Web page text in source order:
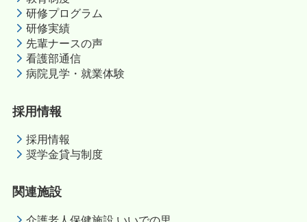
研修プログラム
研修実績
先輩ナースの声
看護部通信
病院見学・就業体験
採用情報
採用情報
奨学金貸与制度
関連施設